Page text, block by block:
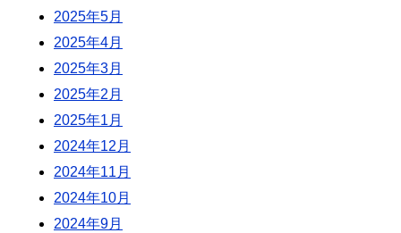
2025年5月
2025年4月
2025年3月
2025年2月
2025年1月
2024年12月
2024年11月
2024年10月
2024年9月